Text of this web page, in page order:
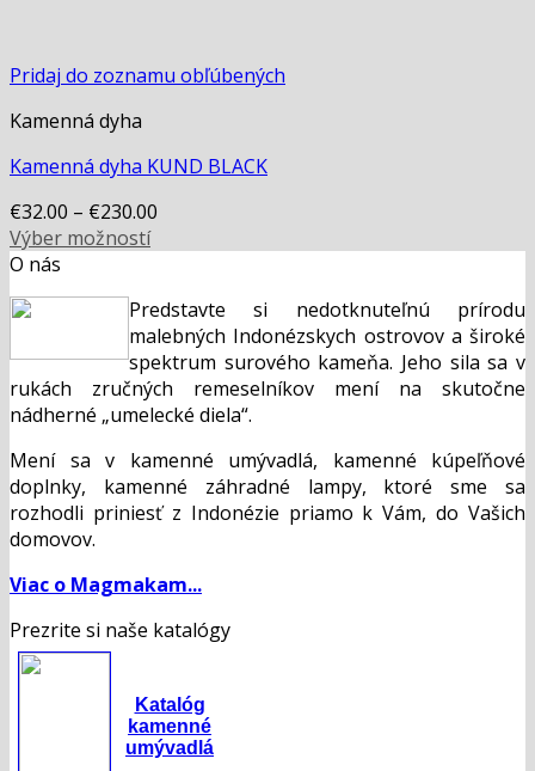
Pridaj do zoznamu obľúbených
Kamenná dyha
Kamenná dyha KUND BLACK
€32.00 – €230.00
Výber možností
This
has
variants.
The
options
may
be
chosen
on
the
product
O nás
Predstavte si nedotknuteľnú prírodu
malebných Indonézskych ostrovov a široké
spektrum surového kameňa. Jeho sila sa v
rukách zručných remeselníkov mení na skutočne
nádherné „umelecké diela“.
Mení sa v kamenné umývadlá, kamenné kúpeľňové
doplnky, kamenné záhradné lampy, ktoré sme sa
rozhodli priniesť z Indonézie priamo k Vám, do Vašich
domovov.
Viac o Magmakam...
Prezrite si naše katalógy
Katalóg
kamenné
umývadlá